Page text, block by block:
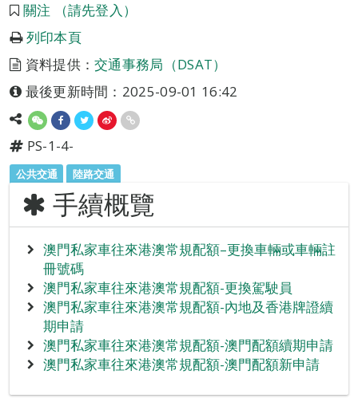
關注 （請先登入）
列印本頁
資料提供：交通事務局（DSAT）
最後更新時間：2025-09-01 16:42
PS-1-4-
公共交通 陸路交通
手續概覽
澳門私家車往來港澳常規配額–更換車輛或車輛註
冊號碼
澳門私家車往來港澳常規配額-更換駕駛員
澳門私家車往來港澳常規配額-內地及香港牌證續
期申請
澳門私家車往來港澳常規配額-澳門配額續期申請
澳門私家車往來港澳常規配額-澳門配額新申請